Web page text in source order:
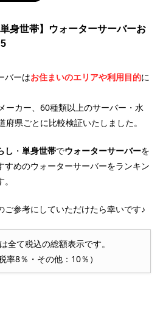
身世帯】ウォーターサーバーお
バーはお住まいのエリアや利用目的に
ーカー、60種類以上のサーバー・水
県ごとに比較検証いたしました。
し ・ 単身世帯でウォーターサーバーを
すめのウォーターサーバーをランキン
ご参考にしていただけたら幸いです♪
全て税込の総額表示です。
率8％・その他：10％）